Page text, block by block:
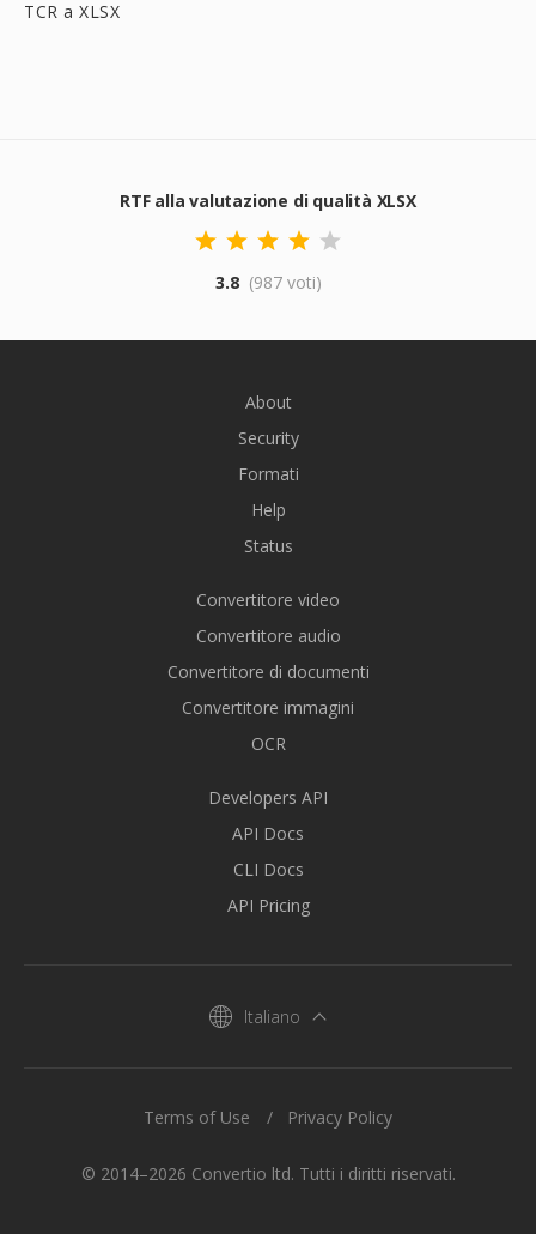
TCR a XLSX
RTF alla valutazione di qualità XLSX
3.8 (987 voti)
About
Security
Formati
Help
Status
Convertitore video
Convertitore audio
Convertitore di documenti
Convertitore immagini
OCR
Developers API
API Docs
CLI Docs
API Pricing
Italiano
© 2014–2026 Convertio ltd. Tutti i diritti riservati.
Terms of Use Privacy Policy